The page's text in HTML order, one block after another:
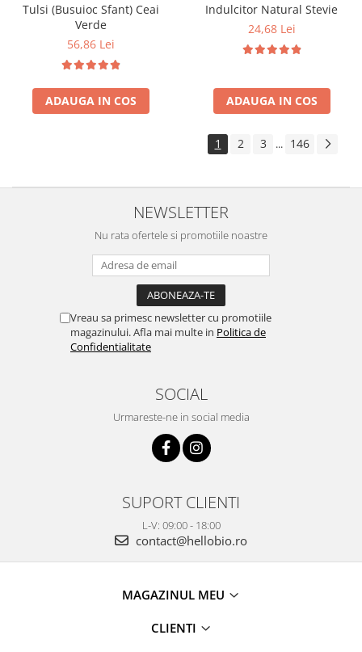
Tulsi (Busuioc Sfant) Ceai
Verde
56,86 Lei
ADAUGA IN COS
Indulcitor Natural Stevie
24,68 Lei
ADAUGA IN COS
1 2 3 ... 146
NEWSLETTER
Nu rata ofertele si promotiile noastre
Vreau sa primesc newsletter cu promotiile
magazinului. Afla mai multe in Politica de
Confidentialitate
SOCIAL
Urmareste-ne in social media
SUPORT CLIENTI
L-V: 09:00 - 18:00
contact@hellobio.ro
MAGAZINUL MEU
CLIENTI